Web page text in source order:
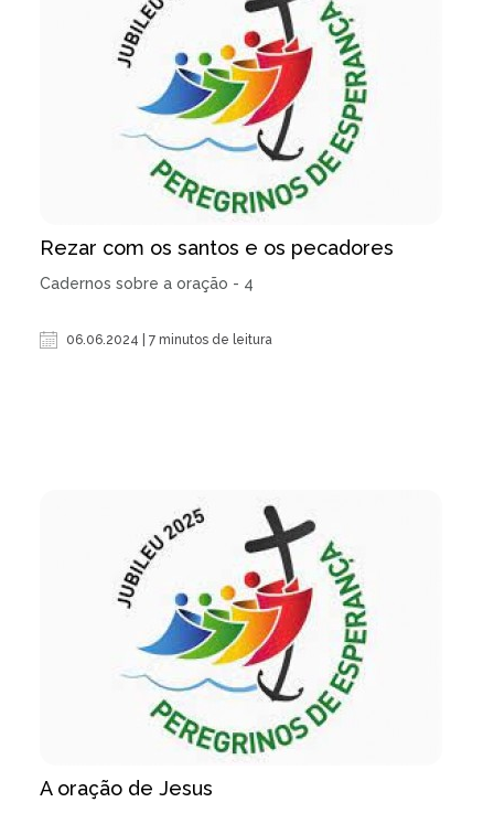
Rezar com os santos e os pecadores
Cadernos sobre a oração - 4
06.06.2024 | 7 minutos de leitura
A oração de Jesus